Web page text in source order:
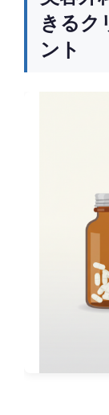
きるク
ント